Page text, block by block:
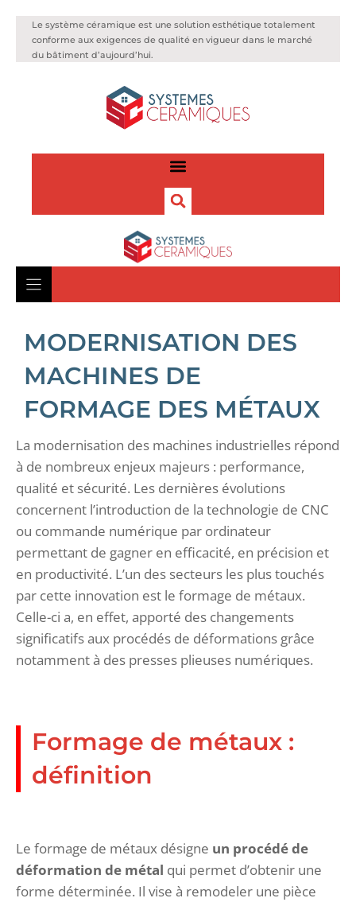
Le système céramique est une solution esthétique totalement
conforme aux exigences de qualité en vigueur dans le marché
du bâtiment d’aujourd’hui.
MODERNISATION DES
MACHINES DE
FORMAGE DES MÉTAUX
La modernisation des machines industrielles répond
à de nombreux enjeux majeurs : performance,
qualité et sécurité. Les dernières évolutions
concernent l’introduction de la technologie de CNC
ou commande numérique par ordinateur
permettant de gagner en efficacité, en précision et
en productivité. L’un des secteurs les plus touchés
par cette innovation est le formage de métaux.
Celle-ci a, en effet, apporté des changements
significatifs aux procédés de déformations grâce
notamment à des presses plieuses numériques.
Formage de métaux :
définition
Le formage de métaux désigne un procédé de
déformation de métal qui permet d’obtenir une
forme déterminée. Il vise à remodeler une pièce